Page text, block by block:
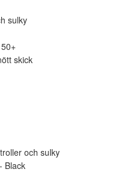
sulky
skick
och sulky
Black